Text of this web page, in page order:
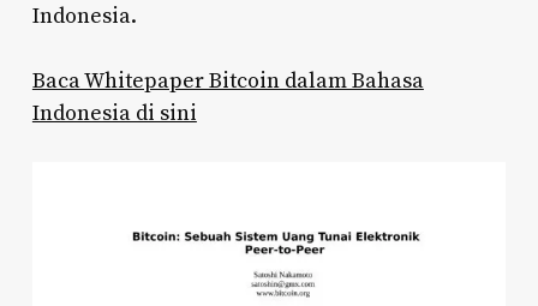
Indonesia.
Baca Whitepaper Bitcoin dalam Bahasa
Indonesia di sini